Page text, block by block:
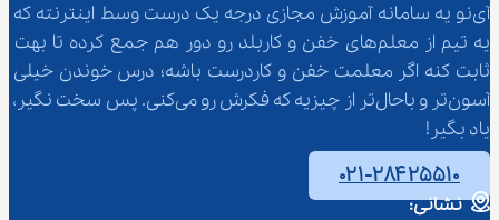
آی‌نو یه سامانه آموزش مجازی درجه یک درست وسط اینترنته که
یه تیم از معلم‌‌های خفن و کاربلد رو دور هم جمع کرده تا بهت
ثابت کنه اگر معلمت خفن و کاردرست باشه؛ درس خوندن خیلی
آسون‌تر و باحال‌تر از چیزیه که فکرش رو می‌کنی. پس سخت نگیر،
یاد بگیر!
۰۲۱-۲۸۴۲۵۵۱۰
نشانی: